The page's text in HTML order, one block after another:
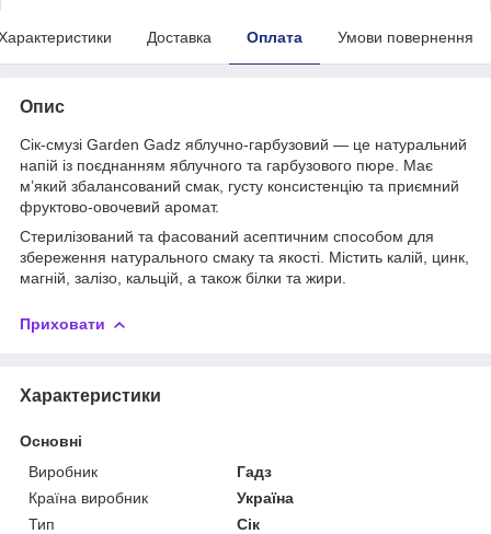
Доставка Оплата Умови повернення
Опис
Сік-смузі Garden Gadz яблучно-гарбузовий — це натуральний
напій із поєднанням яблучного та гарбузового пюре. Має
м’який збалансований смак, густу консистенцію та приємний
фруктово-овочевий аромат.
Стерилізований та фасований асептичним способом для
збереження натурального смаку та якості. Містить калій, цинк,
магній, залізо, кальцій, а також білки та жири.
Приховати
Характеристики
Основні
Виробник
Гадз
Країна виробник
Україна
Тип
Сік